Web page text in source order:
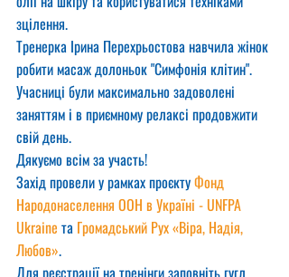
зцілення.
Тренерка Ірина Перехрьостова навчила жінок
робити масаж долоньок "Симфонія клітин".
Учасниці були максимально задоволені
заняттям і в приємному релаксі продовжити
свій день.
Дякуємо всім за участь!
Захід провели у рамках проєкту Фонд
Народонаселення ООН в Україні - UNFPA
Ukraine та Громадський Рух «Віра, Надія,
Любов».
Для реєстрації на тренінги заповніть гугл